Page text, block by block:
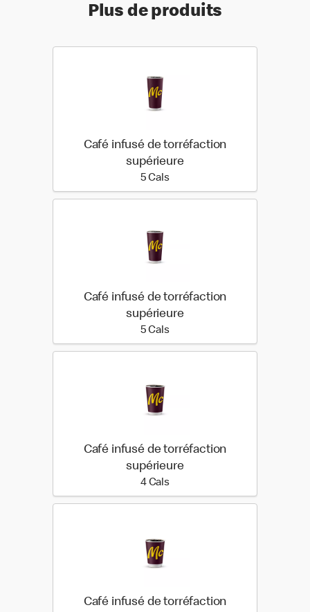
Plus de produits
Café infusé de torréfaction
supérieure
5 Cals5 calories
Café infusé de torréfaction
supérieure
5 Cals5 calories
Café infusé de torréfaction
supérieure
4 Cals4 calories
Café infusé de torréfaction